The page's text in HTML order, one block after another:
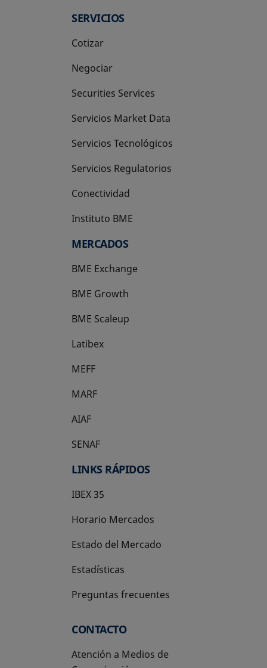
SERVICIOS
Cotizar
Negociar
Securities Services
Servicios Market Data
Servicios Tecnológicos
Servicios Regulatorios
Conectividad
Instituto BME
se abre en una pestaña nueva
MERCADOS
BME Exchange
BME Growth
se abre en una pestaña nueva
BME Scaleup
se abre en una pestaña nueva
Latibex
se abre en una pestaña nueva
MEFF
se abre en una pestaña nueva
MARF
AIAF
SENAF
LINKS RÁPIDOS
IBEX 35
Horario Mercados
Estado del Mercado
Estadísticas
Preguntas frecuentes
CONTACTO
Atención a Medios de